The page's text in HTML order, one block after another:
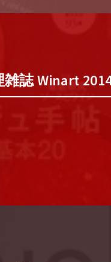
雑誌 Winart